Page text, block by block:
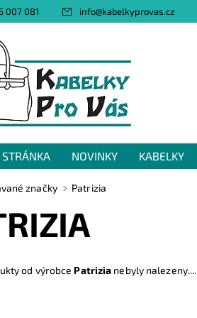
007 081 info@kabelkyprovas.cz
NOVINKY KABELKY
PODMÍNKY
GDPR
značky Patrizia
od výrobce Patrizia nebyly nalezeny....